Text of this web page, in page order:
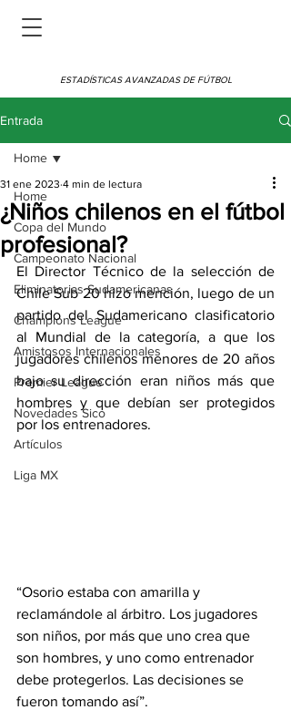
ESTADÍSTICAS AVANZADAS DE FÚTBOL
Entrada
Home
Copa del Mundo
Campeonato Nacional
Eliminatorias Sudamericanas
Champions League
Amistosos Internacionales
Premier League
Novedades Sico
Artículos
Liga MX
Home
¿Niños chilenos en el fútbol
profesional?
31 ene 2023 4 min de lectura
El Director Técnico de la selección de
Chile Sub 20 hizo mención, luego de un
partido del Sudamericano clasificatorio
al Mundial de la categoría, a que los
jugadores chilenos menores de 20 años
bajo su dirección eran niños más que
hombres y que debían ser protegidos
por los entrenadores.
“Osorio estaba con amarilla y
reclamándole al árbitro. Los jugadores
son niños, por más que uno crea que
son hombres, y uno como entrenador
debe protegerlos. Las decisiones se
fueron tomando así”.